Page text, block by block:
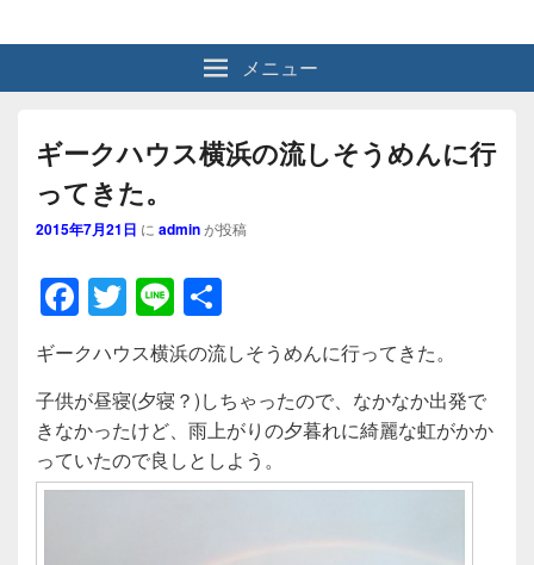
メニュー
ギークハウス横浜の流しそうめんに行
ってきた。
2015年7月21日 に adminが投稿
F
a
c
e
b
o
T
wi
tt
er
Li
n
e
有
ギークハウス横浜の流しそうめんに行ってきた。
子供が昼寝(夕寝？)しちゃったので、なかなか出発で
きなかったけど、雨上がりの夕暮れに綺麗な虹がかか
っていたので良しとしよう。